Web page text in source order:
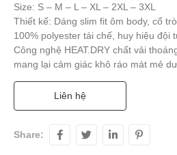
Size: S – M – L – XL – 2XL – 3XL
Thiết kế: Dáng slim fit ôm body, cổ
100% polyester tái chế, huy hiệu đội
Công nghệ HEAT.DRY chất vải
mang lại cảm giác khô ráo mát mẻ
Liên hệ
Share: